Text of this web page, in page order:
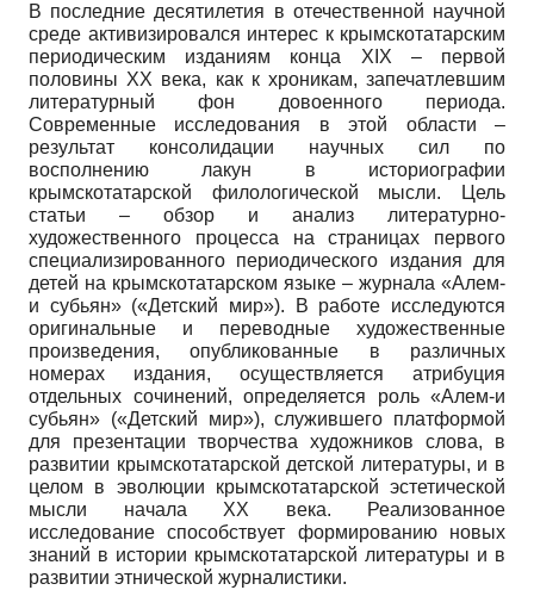
В последние десятилетия в отечественной научной
среде активизировался интерес к крымскотатарским
периодическим изданиям конца XIX – первой
половины ХХ века, как к хроникам, запечатлевшим
литературный фон довоенного периода.
Современные исследования в этой области –
результат консолидации научных сил по
восполнению лакун в историографии
крымскотатарской филологической мысли. Цель
статьи – обзор и анализ литературно-
художественного процесса на страницах первого
специализированного периодического издания для
детей на крымскотатарском языке – журнала «Алем-
и субьян» («Детский мир»). В работе исследуются
оригинальные и переводные художественные
произведения, опубликованные в различных
номерах издания, осуществляется атрибуция
отдельных сочинений, определяется роль «Алем-и
субьян» («Детский мир»), служившего платформой
для презентации творчества художников слова, в
развитии крымскотатарской детской литературы, и в
целом в эволюции крымскотатарской эстетической
мысли начала XX века. Реализованное
исследование способствует формированию новых
знаний в истории крымскотатарской литературы и в
развитии этнической журналистики.